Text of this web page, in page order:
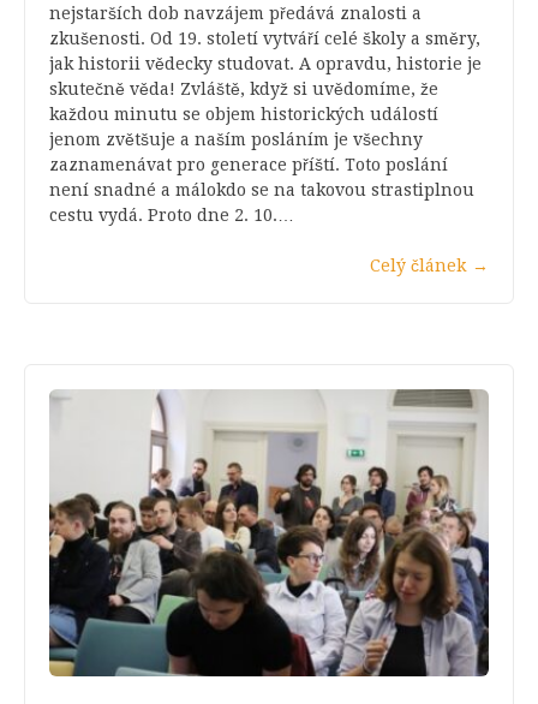
nejstarších dob navzájem předává znalosti a
zkušenosti. Od 19. století vytváří celé školy a směry,
jak historii vědecky studovat. A opravdu, historie je
skutečně věda! Zvláště, když si uvědomíme, že
každou minutu se objem historických událostí
jenom zvětšuje a naším posláním je všechny
zaznamenávat pro generace příští. Toto poslání
není snadné a málokdo se na takovou strastiplnou
cestu vydá. Proto dne 2. 10.…
Celý článek →